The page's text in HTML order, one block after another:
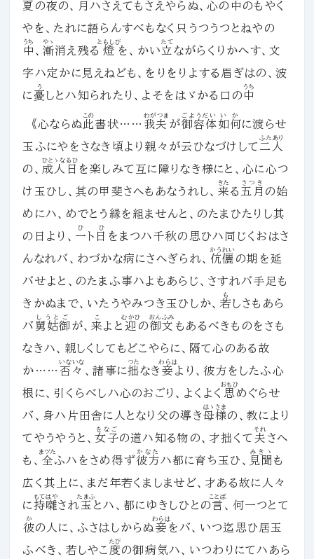
夏の夜の、月ハさえてもさえやらぬ、心の 中のもやく
やを、たれに語らんすべもなく只うつうつとねやの
中
うち
、 漸
やゝ
消え残る 燈
ともしび
を、かい立
たて
ながらくりかへす、文
字ハ定かに見えねども、をりをりよする眉ぎはの、波
に憂
う
しとハ知られたり、よそをはゞかる口の 中
うち
《心ならぬ 此
この
書状…… 我夫
わがつま
が御容体
ごようだい
如何
いか
に渡らせ
玉ふにやをさなき頃より親々が云ひなづけして 二人
ふたあり
の、 成人日
ひとゝなるひ
を楽しみて互に障りなき様にと、心に心つ
け玉ひし、其の甲斐さへもあなうれし、 来
きた
る 五月
さつき
の始
めにハ、めでとう縁を組ませんと、のたまひたりし其
の日より、 一
ひ
ト 日
ひ
をまつハ千秋の思ひハ同じくおはさ
んなれバ、わづかな病にさへぎられ、
伉儷
かうれい
の期を延
バせよと、のたまふ事ハよもあらじ、さすれバ手足も
きかぬまで、いたうやみつき玉ひしか、 若
も
しさもあら
バ 舅姑御
しうとご
が、来
こ
よと 迎
むかひ
の御文
おんふみ
もあるべきものをさも
なきハ、親しくしてもどこやらに、隔て心のある故
か…… 否々
いないな
、諸事に拙
つた
なき妾
わらは
より、彼方をしたふ心
根に、引くらべしハ心のおごり、よくよく 思
おもひ
めぐらせ
バ、身ハ片田舎に人となり父の導き母様
はゝさま
の、教により
てやうやうと、女子
をなご
の道ハ知る物の、才拙くて 夫
それ
さへ
も、 全
まツた
ふハをさめ得ず彼方
かなた
ハ都に育ち玉ひ、 見聞
みきゝ
も
広く其上に、まだ年若くましませど、才ある故に人々
に持囃
もてはや
され 玉
たまふ
とハ、都にゆきしひとの言
ことば
、何一つとて
彼
か
の人に、ふさはしからぬ 妾
わらは
をバ、いつ迄思ひ居玉
ふべき、若しやこ 度
たび
の御病気ハ、いつわりにてハあら